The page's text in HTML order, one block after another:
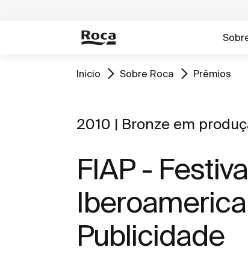
Inicio Sobre Roca Prêmios
2010 | Bronze em
FIAP -
Publicidade